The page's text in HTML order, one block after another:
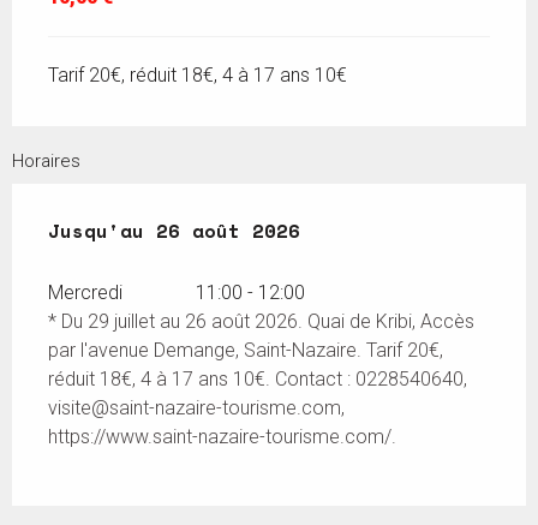
Tarif 20€, réduit 18€, 4 à 17 ans 10€
Horaires
Du29 juillet 2026au
Jusqu'au 26 août 2026
Mercredi
11:00 - 12:00
* Du 29 juillet au 26 août 2026. Quai de Kribi, Accès
par l'avenue Demange, Saint-Nazaire. Tarif 20€,
réduit 18€, 4 à 17 ans 10€. Contact : 0228540640,
visite@saint-nazaire-tourisme.com,
https://www.saint-nazaire-tourisme.com/.